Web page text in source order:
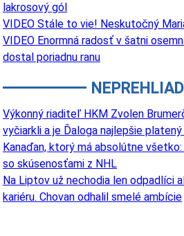
lakrosový gól
VIDEO Stále to vie! Neskutočný
VIDEO Enormná radosť v šatni
dostal poriadnu ranu
Výkonný riaditeľ HKM Zvolen
vyčiarkli a je Ďaloga najlepšie platený
Kanaďan, ktorý má absolútne
so skúsenosťami z NHL
Na Liptov už nechodia len odpadlíci
kariéru. Chovan odhalil smelé ambície